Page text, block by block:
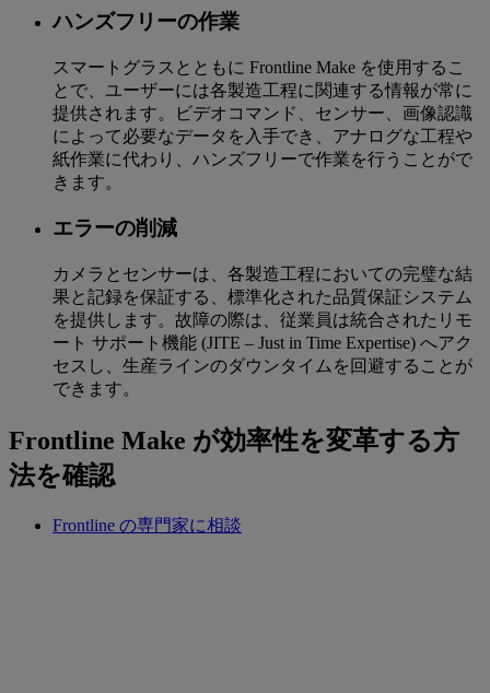
ハンズフリーの作業
スマートグラスとともに Frontline Make を使用するこ
とで、ユーザーには各製造工程に関連する情報が常に
提供されます。ビデオコマンド、センサー、画像認識
によって必要なデータを入手でき、アナログな工程や
紙作業に代わり、ハンズフリーで作業を行うことがで
きます。
エラーの削減
カメラとセンサーは、各製造工程においての完璧な結
果と記録を保証する、標準化された品質保証システム
を提供します。故障の際は、従業員は統合されたリモ
ート サポート機能 (JITE – Just in Time Expertise) へアク
セスし、生産ラインのダウンタイムを回避することが
できます。
Frontline Make が効率性を変革する方
法を確認
Frontline の専門家に相談